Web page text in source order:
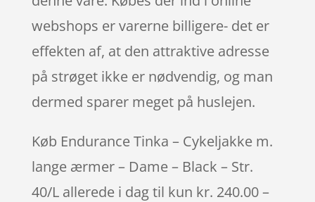
webshops er varerne billigere- det er
effekten af, at den attraktive adresse
på strøget ikke er nødvendig, og man
dermed sparer meget på huslejen.
Køb Endurance Tinka – Cykeljakke m.
lange ærmer – Dame – Black – Str.
40/L allerede i dag til kun kr. 240.00 –